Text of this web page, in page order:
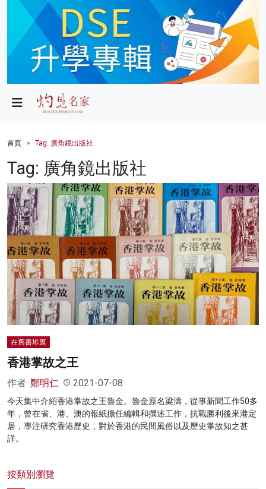
政局
財經
健康
商業
科技
影片
名家榜
灼見活動
首頁 Tag: 廣角鏡出版社
Tag: 廣角鏡出版社
在舊書堆裏
香港掌故之王
作者: 鄭明仁 2021-07-08
今天集中介紹香港掌故之王魯金。魯金原名梁濤，從事新聞工作50多
年，曾在省、港、澳的報紙擔任編輯和撰述工作，抗戰勝利後來港定
居，專注研究香港歷史，對於香港的民間風俗以及歷史掌故知之甚
詳。
按類別瀏覽